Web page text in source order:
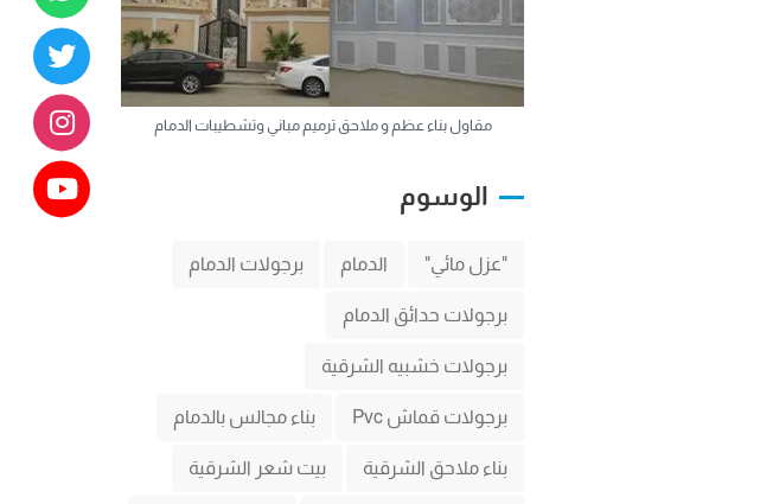
مقاول بناء عظم و ملاحق ترميم مباني وتشطيبات الدمام
الوسوم
"عزل مائي" الدمام برجولات الدمام
برجولات حدائق الدمام
برجولات خشبيه الشرقية
برجولات قماش Pvc بناء مجالس بالدمام
بناء ملاحق الشرقية بيت شعر الشرقية